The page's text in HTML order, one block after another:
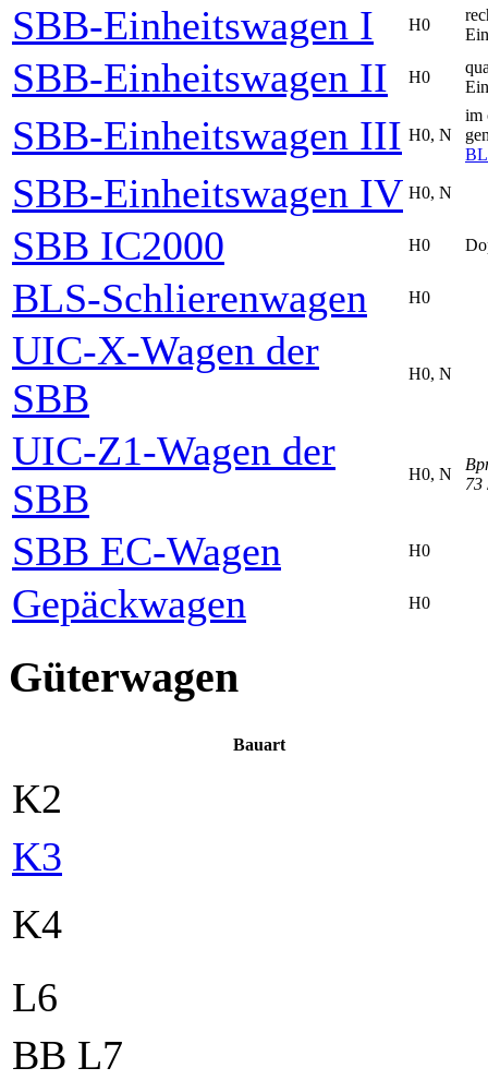
SBB-Einheitswagen I H0
SBB-Einheitswagen II H0
SBB-Einheitswagen III H0, N
im
SBB-Einheitswagen IV H0, N
SBB IC2000 H0
BLS-Schlierenwagen H0
UIC-X-Wagen der
SBB
H0, N
UIC-Z1-Wagen der
SBB
H0, N
73
SBB EC-Wagen H0
Gepäckwagen H0
Güterwagen
Bauart
K2
K3
K4
L6
BB L7